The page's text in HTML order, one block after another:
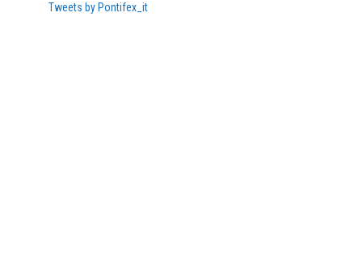
Tweets by Pontifex_it